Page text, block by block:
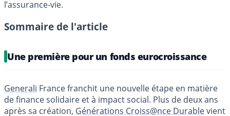
l’assurance-vie.
Sommaire de l'article
Une première pour un fonds eurocroissance
Generali France franchit une nouvelle étape en matière
de finance solidaire et à impact social. Plus de deux ans
après sa création, Générations Croiss@nce Durablevient